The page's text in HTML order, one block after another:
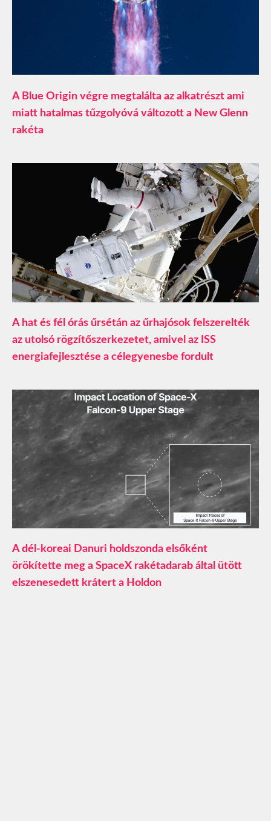
A Blue Origin végre megtalálta az alkatrészt ami
miatt hatalmas tűzgolyóvá változott a New Glenn
rakéta
A hat és fél órás űrsétán az űrhajósok felszerelték
az utolsó rögzítőszerkezetet, amivel az ISS
energiafejlesztése a célegyenesbe fordult
A dél-koreai Danuri holdszonda elsőként
örökítette meg a SpaceX rakétadarab által ütött
elszenesedett krátert a Holdon